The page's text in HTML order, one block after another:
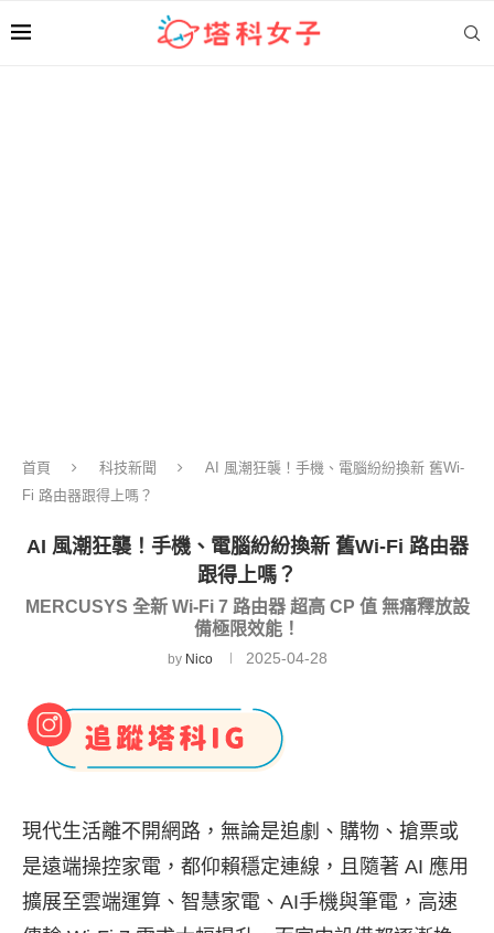
首頁 科技新聞
AI 風潮狂襲！手機、電腦紛紛換新 舊Wi-
Fi 路由器跟得上嗎？
AI 風潮狂襲！手機、電腦紛紛換新 舊Wi-Fi 路由器
跟得上嗎？
MERCUSYS 全新 Wi-Fi 7 路由器 超高 CP 值 無痛釋放設
備極限效能！
by Nico 2025-04-28
現代生活離不開網路，無論是追劇、購物、搶票或
是遠端操控家電，都仰賴穩定連線，且隨著 AI 應用
擴展至雲端運算、智慧家電、AI手機與筆電，高速